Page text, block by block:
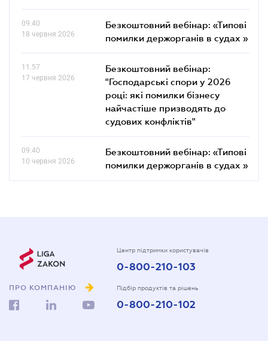
09.40
18 червня 2026
Безкоштовний вебінар: «Типові
помилки держорганів в судах »
11.57
17 червня 2026
Безкоштовний вебінар:
"Господарські спори у 2026
році: які помилки бізнесу
найчастіше призводять до
судових конфліктів"
09.40
10 червня 2026
Безкоштовний вебінар: «Типові
помилки держорганів в судах »
ПРО КОМПАНІЮ
Центр підтримки користувачів
0-800-210-103
Підбір продуктів та рішень
0-800-210-102